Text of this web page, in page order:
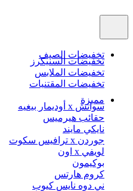
تخفيضات الصيف
تخفيضات السنيكرز
تخفيضات الملابس
تخفيضات المقتنيات
مميزة
سواتش x أوديمار بيغيه
حقائب هيرميس
نايكي مايند
جوردن x ترافيس سكوت
لويفي x اون
بوكيمون
كروم هارتس
ني دوه نايس كيوب